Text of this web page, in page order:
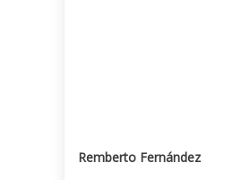
Remberto Fernández